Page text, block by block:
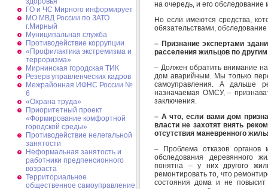
ГО и ЧС Мирного информирует
МО МВД России по ЗАТО
г.Мирный
Муниципальная cлужба
Противодействие коррупции
«Профилактика экстремизма и
терроризма»
Мирнинская городская ТИК
Резерв управленческих кадров
Межрайонная ИФНС России №
6
«Охрана труда»
Приоритетный проект
«Формирование комфортной
городской среды»
Противодействие нелегальной
занятости
Неформальная занятость и
работники предпенсионного
возраста
Территориальное
общественное самоуправление
на очередь, и его
Но если имеются средства,
обязательствами,
– Признание экспертами
расселения жильцов по
– Должен обратить внимание
дом аварийным. Мы только
самоуправления. А дальше
назначаемая ОМСУ, –
заключения.
– А что, если вами дом
власти не захотят внять
отсутствия маневренного
– Проблема отказов органов
обследования деревянного
понятна – у них другого
ремонтировать то, что
состояния дома и не